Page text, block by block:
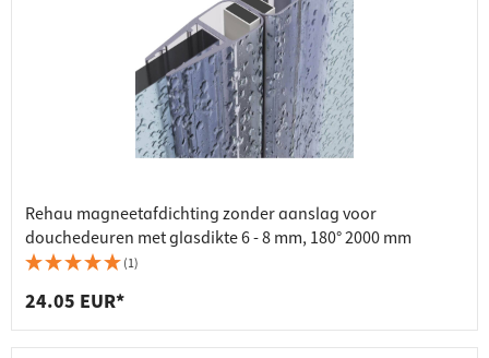
Rehau magneetafdichting zonder aanslag voor
douchedeuren met glasdikte 6 - 8 mm, 180° 2000 mm
(1)
24.05 EUR*